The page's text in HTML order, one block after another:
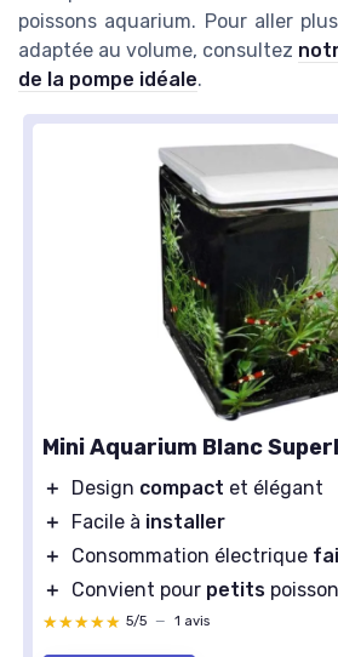
poissons aquarium. Pour aller
adaptée au volume, consultez
de la pompe idéale.
Mini Aquarium Blanc
＋ Design compact et élégant
＋
Facile à installer
＋
Consommation électrique
＋
Convient pour petits
★★★★★
★★★★★ 5/5 — 1 avis